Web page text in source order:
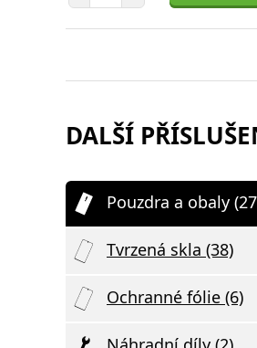
DALŠÍ
Pouzdra a obaly
Tvrzená skla (38)
Ochranné fólie (6)
Samsung EP-P2400BBE
Podložka pro Bezdrátové
Nabíjení Black